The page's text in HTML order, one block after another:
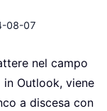
08-07
nel campo
Outlook, viene
a discesa con